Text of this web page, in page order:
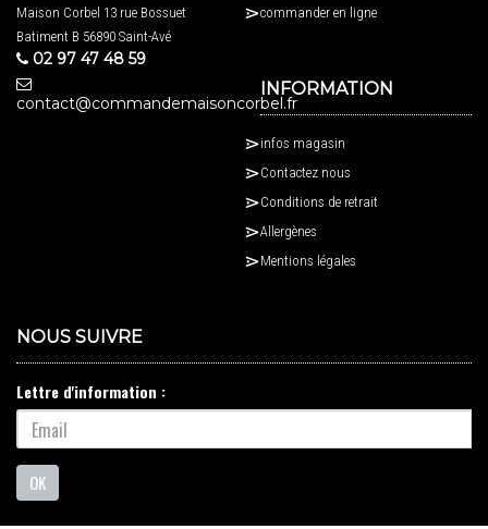
Maison Corbel 13 rue Bossuet
Batiment B 56890 Saint-Avé
02 97 47 48 59
contact@commandemaisoncorbel.fr
commander en ligne
INFORMATION
infos magasin
Contactez nous
Conditions de retrait
Allergènes
Mentions légales
NOUS SUIVRE
Lettre d'information :
OK